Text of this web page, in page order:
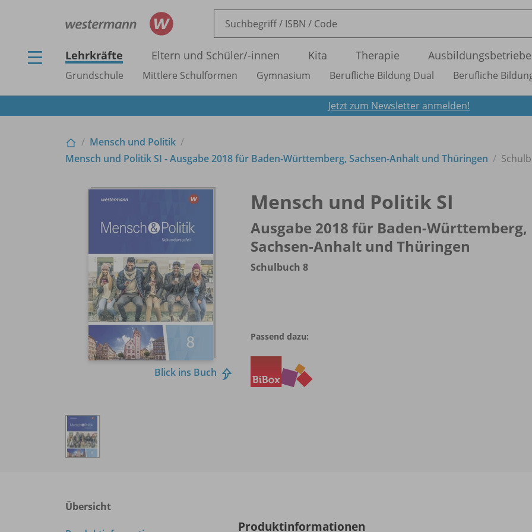
Lehrkräfte Eltern und Schüler/-innen Kita Therapie Ausbildungsbetriebe
Grundschule Mittlere Schulformen Gymnasium Berufliche Bildung Dual Berufliche
Jetzt zum Newsletter anmelden!
Mensch und Politik
Mensch und Politik SI - Ausgabe 2018 für Baden-Württemberg, Sachsen-Anhalt und Thüringen
Blick ins Buch
Mensch und Politik SI
Ausgabe 2018 für Baden-Württemberg,
Sachsen-Anhalt und Thüringen
Schulbuch 8
Passend dazu:
Übersicht
Produktinformationen